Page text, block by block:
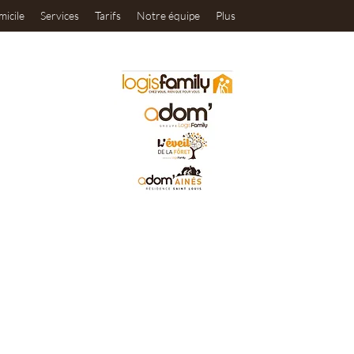
Services Tarifs Notre équipe Plus